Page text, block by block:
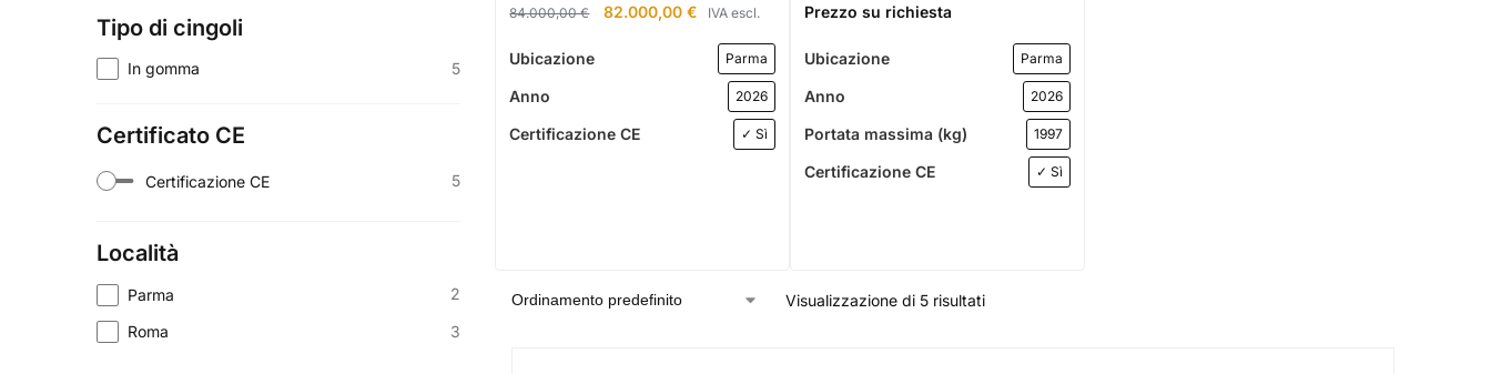
84.000,00€ 82.000,00€ IVA escl.
Ubicazione Parma
Anno 2026
Certificazione CE ✓ Sì
Prezzo su richiesta
Ubicazione Parma
Anno 2026
Portata massima (kg) 1997
Certificazione CE ✓ Sì
Visualizzazione di 5 risultati
Tipo di cingoli
In gomma 5
Certificato CE
Certificazione CE 5
Località
Parma 2
Roma 3